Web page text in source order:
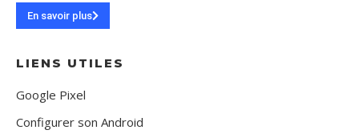
En savoir plus
LIENS UTILES
Google Pixel
Configurer son Android